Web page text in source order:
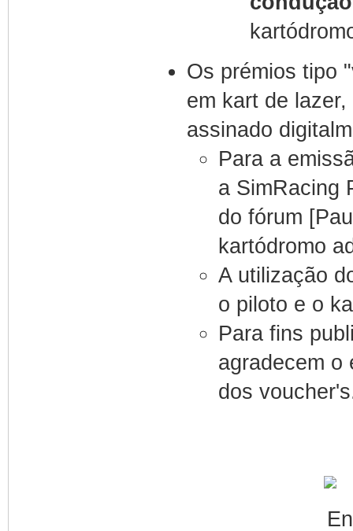
Os prémios tipo "
em kart de
assinado
Para a
a SimRacing
do fórum
kartódromo
A utilização
o piloto e o
Para fins
agradecem o
dos